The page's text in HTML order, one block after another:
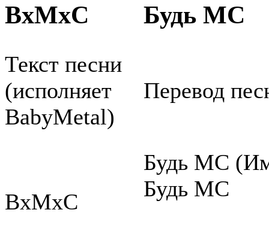
BxMxC Будь МС
Текст песни
(исполняет
BabyMetal)
Перевод
BxMxC
Будь МС
Будь МС